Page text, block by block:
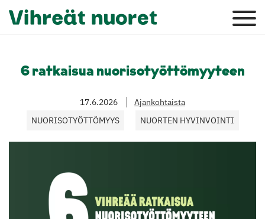
6 ratkaisua nuorisotyöttömyyteen
17.6.2026
Ajankohtaista
NUORISOTYÖTTÖMYYS
NUORTEN HYVINVOINTI